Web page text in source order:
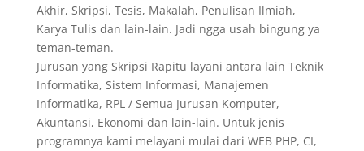
Akhir, Skripsi, Tesis, Makalah, Penulisan Ilmiah,
Karya Tulis dan lain-lain. Jadi ngga usah bingung ya
teman-teman.
Jurusan yang Skripsi Rapitu layani antara lain Teknik
Informatika, Sistem Informasi, Manajemen
Informatika, RPL / Semua Jurusan Komputer,
Akuntansi, Ekonomi dan lain-lain. Untuk jenis
programnya kami melayani mulai dari WEB PHP, CI,